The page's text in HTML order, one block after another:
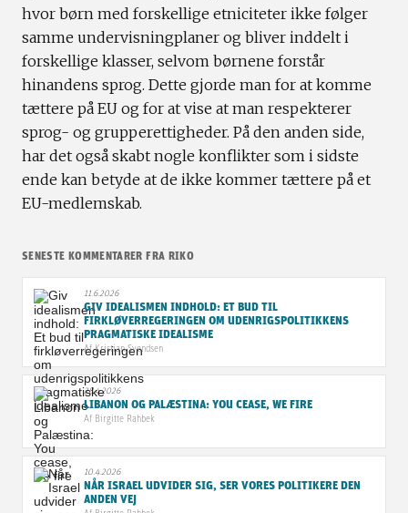
hvor børn med forskellige etniciteter ikke følger
samme undervisningplaner og bliver inddelt i
forskellige klasser, selvom børnene forstår
hinandens sprog. Dette gjorde man for at komme
tættere på EU og for at vise at man respekterer
sprog- og grupperettigheder. På den anden side,
har det også skabt nogle konflikter som i sidste
ende kan betyde at de ikke kommer tættere på et
EU-medlemskab.
SENESTE KOMMENTARER FRA RIKO
11.6.2026
GIV IDEALISMEN INDHOLD: ET BUD TIL
FIRKLØVERREGERINGEN OM UDENRIGSPOLITIKKENS
PRAGMATISKE IDEALISME
AfKristian Svendsen
28.4.2026
LIBANON OG PALÆSTINA: YOU CEASE, WE FIRE
Af Birgitte Rahbek
10.4.2026
NÅR ISRAEL UDVIDER SIG, SER VORES POLITIKERE DEN
ANDEN VEJ